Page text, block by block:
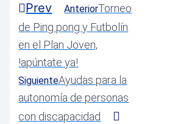
Prev AnteriorTorneo
de Ping pong y Futbolín
en el Plan Joven,
!apúntate ya!
SiguienteAyudas para la
autonomía de personas
con discapacidad